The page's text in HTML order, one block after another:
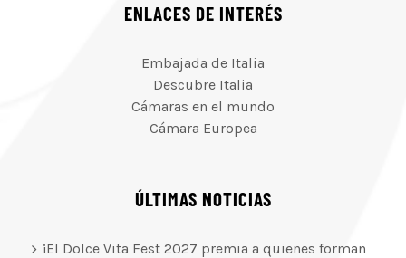
ENLACES DE INTERÉS
Embajada de Italia
Descubre Italia
Cámaras en el mundo
Cámara Europea
ÚLTIMAS NOTICIAS
¡El Dolce Vita Fest 2027 premia a quienes forman